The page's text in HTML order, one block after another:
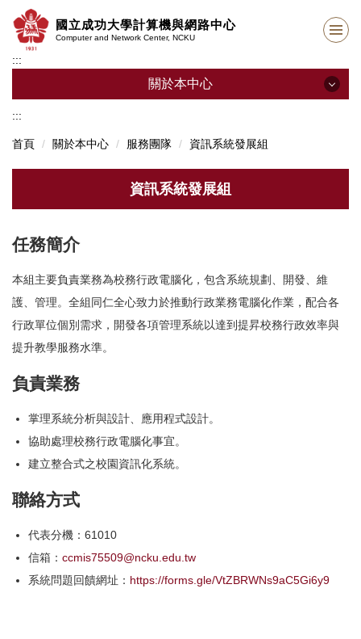
到
要
區
國立成功大學計算機與網路中心
Computer and Network Center, NCKU
:::
關於本中心
中心簡介
教學團隊
本中心法規
:::
首頁 關於本中心 服務團隊 資訊系統發展組
資訊系統發展組
任務簡介
本組主要負責業務為校務行政電腦化，包含系統規劃、開發、維
護、管理。全組同仁全心致力於推動行政業務電腦化作業，配合各
行政單位個別需求，開發各項管理系統以達到提昇校務行政效率與
提升教學服務水準。
負責業務
掌理系統分析與設計、應用程式設計。
協助處理校務行政電腦化事宜。
建立整合式之校園資訊化系統。
聯絡方式
代表分機：61010
信箱： ccmis75509@ncku.edu.tw
系統問題回饋網址： https://forms.gle/VtZBRWNs9aC5Gi6y9